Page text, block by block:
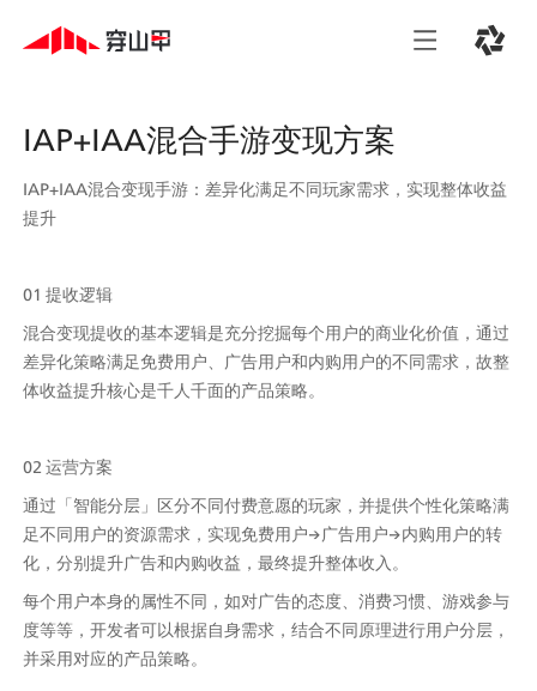
IAP+IAA混合手游变现方案
IAP+IAA混合变现手游：差异化满足不同玩家需求，实现整体收益
提升
01 提收逻辑
混合变现提收的基本逻辑是充分挖掘每个用户的商业化价值，通过
差异化策略满足免费用户、广告用户和内购用户的不同需求，故整
体收益提升核心是千人千面的产品策略。
02 运营方案
通过「智能分层」区分不同付费意愿的玩家，并提供个性化策略满
足不同用户的资源需求，实现免费用户→广告用户→内购用户的转
化，分别提升广告和内购收益，最终提升整体收入。
每个用户本身的属性不同，如对广告的态度、消费习惯、游戏参与
度等等，开发者可以根据自身需求，结合不同原理进行用户分层，
并采用对应的产品策略。